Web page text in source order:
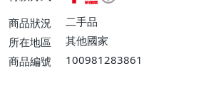
免運費】
商品狀況
二手品
所在地區
其他國家
商品編號
100981283861